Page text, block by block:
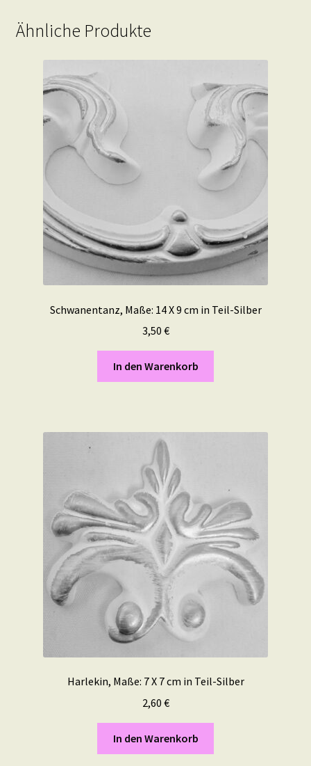
Ähnliche Produkte
Schwanentanz, Maße: 14 X 9 cm in Teil-Silber
3,50 €
In den Warenkorb
Harlekin, Maße: 7 X 7 cm in Teil-Silber
2,60 €
In den Warenkorb